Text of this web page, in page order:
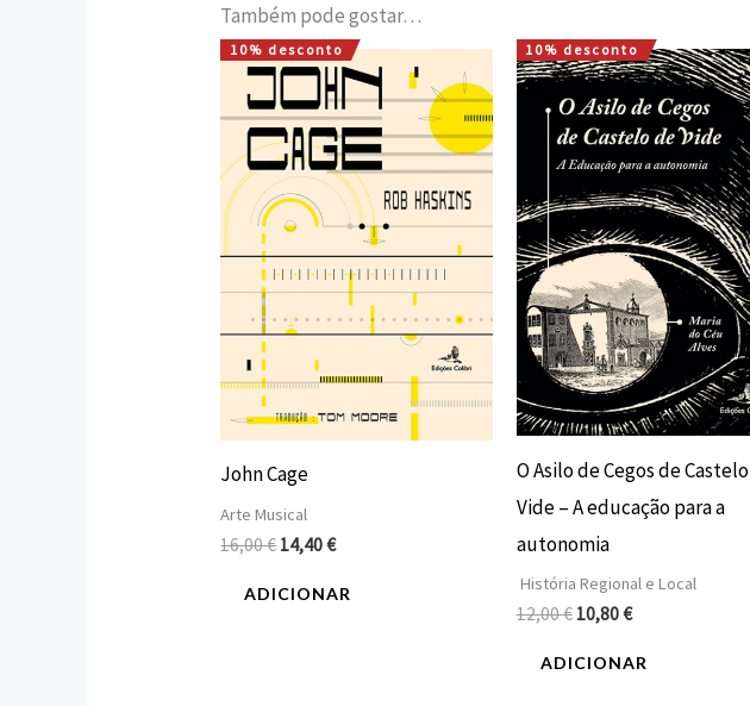
Também pode gostar…
10% desconto
John Cage
Arte Musical
16,00€
O
preço
original
era:
16,00 €.
14,40€
O
preço
atual
é:
14,40 €.
ADICIONAR
10% desconto
O Asilo de Cegos de
Vide – A educação para a
autonomia
História Regional e Local
12,00€
O
preço
original
era:
12,00 €.
10,80€
O
preço
atual
é:
10,80 €.
ADICIONAR